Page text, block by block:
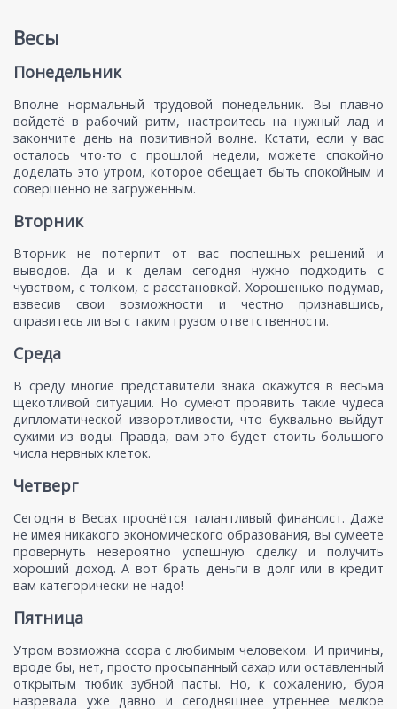
Весы
Понедельник
Вполне нормальный трудовой понедельник. Вы плавно
войдетё в рабочий ритм, настроитесь на нужный лад и
закончите день на позитивной волне. Кстати, если у вас
осталось что-то с прошлой недели, можете спокойно
доделать это утром, которое обещает быть спокойным и
совершенно не загруженным.
Вторник
Вторник не потерпит от вас поспешных решений и
выводов. Да и к делам сегодня нужно подходить с
чувством, с толком, с расстановкой. Хорошенько подумав,
взвесив свои возможности и честно признавшись,
справитесь ли вы с таким грузом ответственности.
Среда
В среду многие представители знака окажутся в весьма
щекотливой ситуации. Но сумеют проявить такие чудеса
дипломатической изворотливости, что буквально выйдут
сухими из воды. Правда, вам это будет стоить большого
числа нервных клеток.
Четверг
Сегодня в Весах проснётся талантливый финансист. Даже
не имея никакого экономического образования, вы сумеете
провернуть невероятно успешную сделку и получить
хороший доход. А вот брать деньги в долг или в кредит
вам категорически не надо!
Пятница
Утром возможна ссора с любимым человеком. И причины,
вроде бы, нет, просто просыпанный сахар или оставленный
открытым тюбик зубной пасты. Но, к сожалению, буря
назревала уже давно и сегодняшнее утреннее мелкое